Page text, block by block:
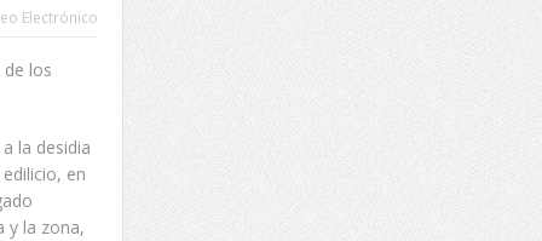
Electrónico
los
la desidia
en
y la zona,